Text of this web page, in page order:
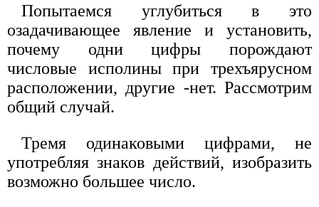
Попытаемся углубиться в это
озадачивающее явление и установить,
почему одни цифры порождают
числовые исполины при трехъярусном
расположении, другие -нет. Рассмотрим
общий случай.
Тремя одинаковыми цифрами, не
употребляя знаков действий, изобразить
возможно большее число.